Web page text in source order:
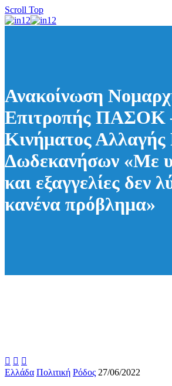
Scroll Top
Ανακοίνωση
Επιτροπής ΠΑΣΟΚ
Κινήματος Αλλαγής
Δωδεκανήσων «Με
και εξαγγελίες δεν
κανένα πρόβλημα»
  
Ελλάδα Πολιτική Ρόδος 27/06/2022